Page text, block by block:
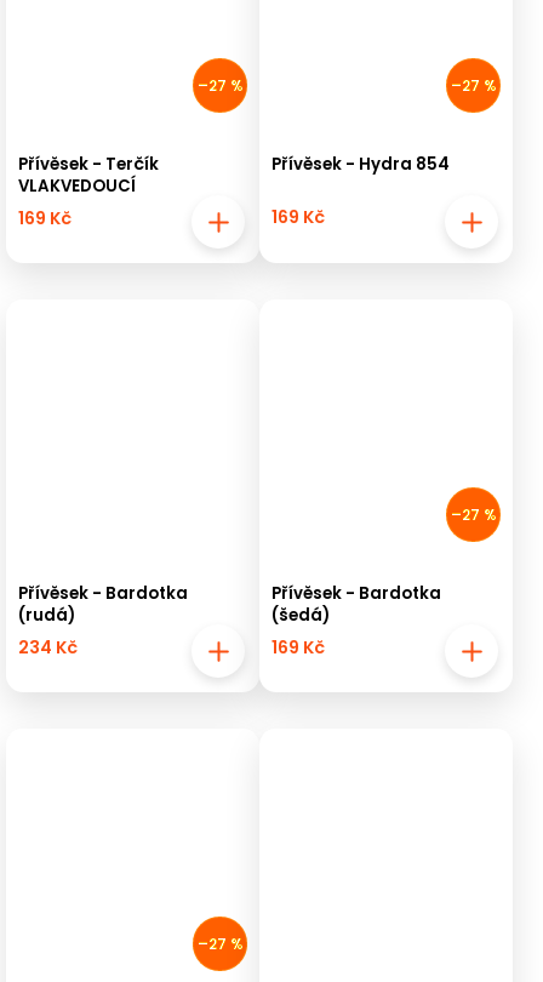
–27 %
Přívěsek - Terčík
VLAKVEDOUCÍ
169 Kč
–27 %
Přívěsek - Hydra 854
169 Kč
Přívěsek - Bardotka
(rudá)
234 Kč
–27 %
Přívěsek - Bardotka
(šedá)
169 Kč
–27 %